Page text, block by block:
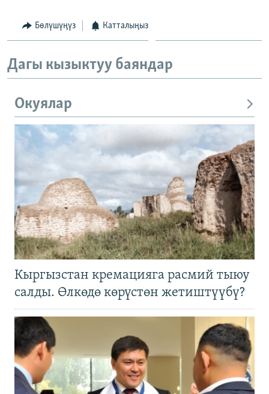
Бөлүшүңүз Катталыңыз
Дагы кызыктуу баяндар
Окуялар
Кыргызстан кремацияга расмий тыюу
салды. Өлкөдө көрүстөн жетиштүүбү?